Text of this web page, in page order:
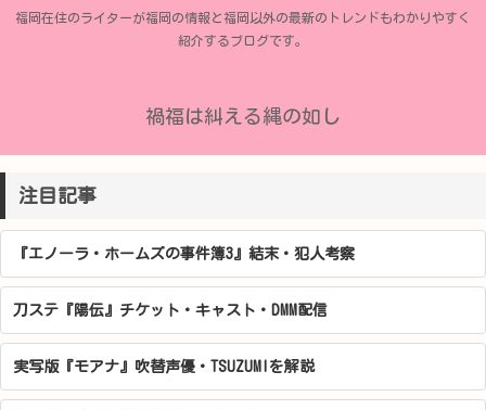
福岡在住のライターが福岡の情報と福岡以外の最新のトレンドもわかりやすく
紹介するブログです。
禍福は糾える縄の如し
注目記事
『エノーラ・ホームズの事件簿3』結末・犯人考察
刀ステ『陽伝』チケット・キャスト・DMM配信
実写版『モアナ』吹替声優・TSUZUMIを解説